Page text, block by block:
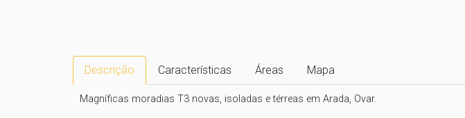
Descrição Características Áreas Mapa
Magníficas moradias T3 novas, isoladas e térreas em Arada, Ovar.